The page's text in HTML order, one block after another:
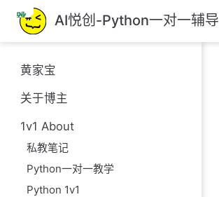
跳
至
主
要
內
容
AI悦创-Python一对一辅导
黄家宝
关于博主
1v1 About
私教笔记
Python一对一教学
Python 1v1